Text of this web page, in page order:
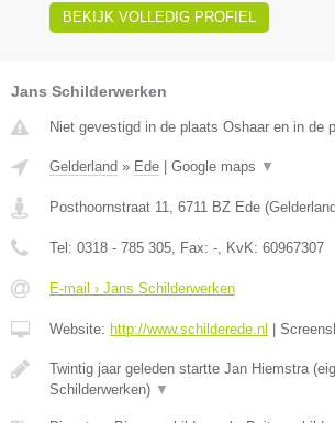
BEKIJK VOLLEDIG PROFIEL
Jans Schilderwerken
Niet gevestigd in de plaats Oshaar en in de
Gelderland » Ede | Google maps ▼
Posthoornstraat 11 6711 BZ Ede (
Tel: 0318 - 785 305 , Fax: - , KvK: 60967307
E-mail › Jans Schilderwerken
Website: http://www.schilderede.nl |
Twintig jaar geleden startte Jan Hiemstra
Schilderwerken) ▼